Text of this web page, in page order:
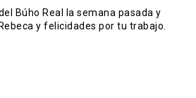
Búho Real la semana pasada y
y felicidades por tu trabajo.